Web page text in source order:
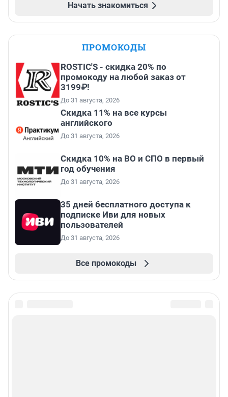
Начать знакомиться
ПРОМОКОДЫ
ROSTIC'S - скидка 20% по
промокоду на любой заказ от
3199₽!
До 31 августа, 2026
Скидка 11% на все курсы
английского
До 31 августа, 2026
Скидка 10% на ВО и СПО в первый
год обучения
До 31 августа, 2026
35 дней бесплатного доступа к
подписке Иви для новых
пользователей
До 31 августа, 2026
Все промокоды